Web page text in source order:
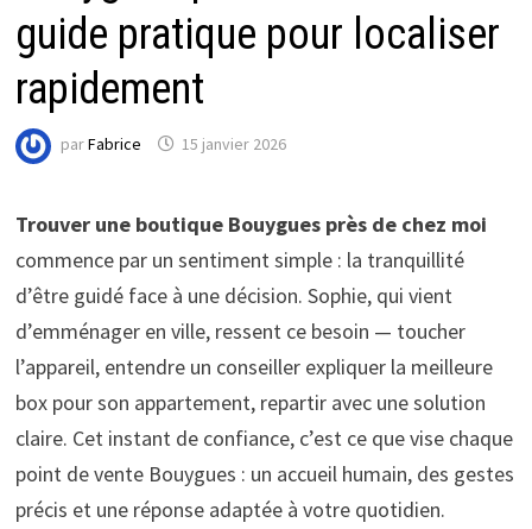
guide pratique pour localiser
rapidement
parFabrice 15 janvier 2026
Trouver une boutique Bouygues près de chez moi
commence par un sentiment simple : la tranquillité
d’être guidé face à une décision. Sophie, qui vient
d’emménager en ville, ressent ce besoin — toucher
l’appareil, entendre un conseiller expliquer la meilleure
box pour son appartement, repartir avec une solution
claire. Cet instant de confiance, c’est ce que vise chaque
point de vente Bouygues : un accueil humain, des gestes
précis et une réponse adaptée à votre quotidien.